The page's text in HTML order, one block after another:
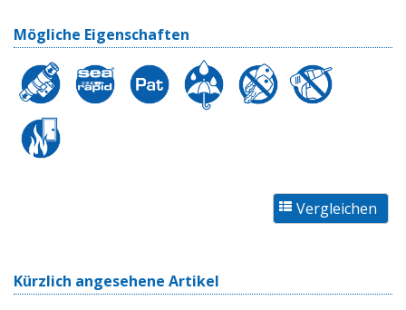
Mögliche Eigenschaften
Kürzlich angesehene Artikel